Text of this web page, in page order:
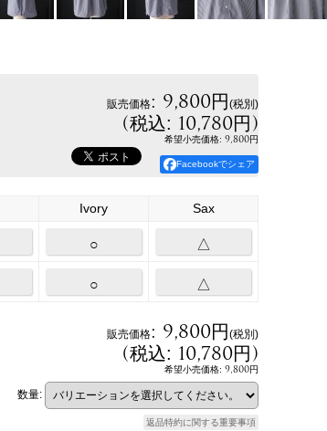
販売価格: 9,800円(税別)
(税込: 10,780円)
希望小売価格: 9,800円
Facebookでシェア
Ivory Sax
○ △
○ △
販売価格: 9,800円(税別)
(税込: 10,780円)
希望小売価格: 9,800円
数量:
返品特約に関する重要事項